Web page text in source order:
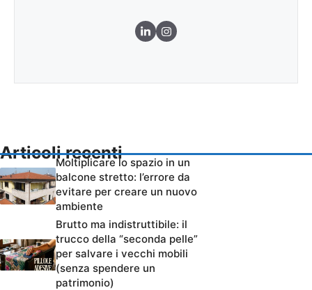
Articoli recenti
Moltiplicare lo spazio in un
balcone stretto: l’errore da
evitare per creare un nuovo
ambiente
Brutto ma indistruttibile: il
trucco della “seconda pelle”
per salvare i vecchi mobili
(senza spendere un
patrimonio)